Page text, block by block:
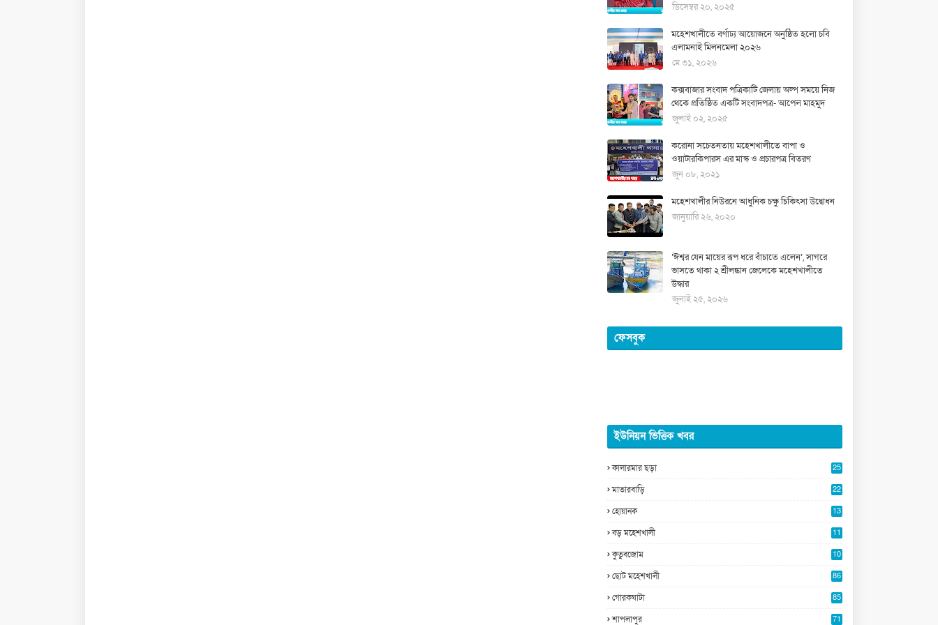
ডিসেম্বর ২০, ২০২৫
মহেশখালীতে বর্ণাঢ্য আয়োজনে অনুষ্ঠিত হলো চবি
এলামনাই মিলনমেলা ২০২৬
মে ৩১, ২০২৬
কক্সবাজার সংবাদ পত্রিকাটি জেলায় অল্প সময়ে নিজ
থেকে প্রতিষ্ঠিত একটি সংবাদপত্র- আপেল মাহমুদ
জুলাই ০২, ২০২৫
করোনা সচেতনতায় মহেশখালীতে বাপা ও
ওয়াটারকিপারস এর মাস্ক ও প্রচারপত্র বিতরণ
জুন ০৮, ২০২১
মহেশখালীর নিউরনে আধুনিক চক্ষু চিকিৎসা উদ্বোধন
জানুয়ারি ২৬, ২০২০
‘ঈশ্বর যেন মায়ের রূপ ধরে বাঁচাতে এলেন’, সাগরে
ভাসতে থাকা ২ শ্রীলঙ্কান জেলেকে মহেশখালীতে
উদ্ধার
জুলাই ২৫, ২০২৬
ফেসবুক
ইউনিয়ন ভিত্তিক খবর
কালারমার ছড়া
25
মাতারবাড়ি
22
হোয়ানক
13
বড় মহেশখালী
11
কুতুবজোম
10
ছোট মহেশখালী 86
গোরকঘাটা 85
শাপলাপুর 71